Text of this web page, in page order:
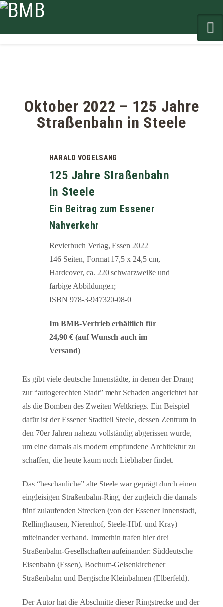
Oktober 2022 – 125 Jahre
Straßenbahn in Steele
HARALD VOGELSANG
125 Jahre Straßenbahn
in Steele
Ein Beitrag zum Essener
Nahverkehr
Revierbuch Verlag, Essen 2022
146 Seiten, Format 17,5 x 24,5 cm,
Hardcover, ca. 220 schwarzweiße und
farbige Abbildungen;
ISBN 978-3-947320-08-0
Im BMB-Vertrieb erhältlich für
24,90 € (auf Wunsch auch im
Versand)
Es gibt viele deutsche Innenstädte, in denen der Drang
zur “autogerechten Stadt” mehr Schaden angerichtet hat
als die Bomben des Zweiten Weltkriegs. Ein Beispiel
dafür ist der Essener Stadtteil Steele, dessen Zentrum in
den 70er Jahren nahezu vollständig abgerissen wurde,
um eine damals als modern empfundene Architektur zu
schaffen, die heute kaum noch Liebhaber findet.
Das “beschauliche” alte Steele war geprägt durch einen
eingleisigen Straßenbahn-Ring, der zugleich die damals
fünf zulaufenden Strecken (von der Essener Innenstadt,
Rellinghausen, Nierenhof, Steele-Hbf. und Kray)
miteinander verband. Immerhin trafen hier drei
Straßenbahn-Gesellschaften aufeinander: Süddeutsche
Eisenbahn (Essen), Bochum-Gelsenkirchener
Straßenbahn und Bergische Kleinbahnen (Elberfeld).
Der Autor hat die Abschnitte dieser Ringstrecke und der